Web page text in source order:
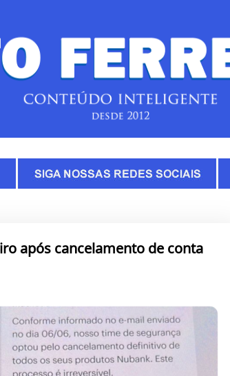
após cancelamento de conta